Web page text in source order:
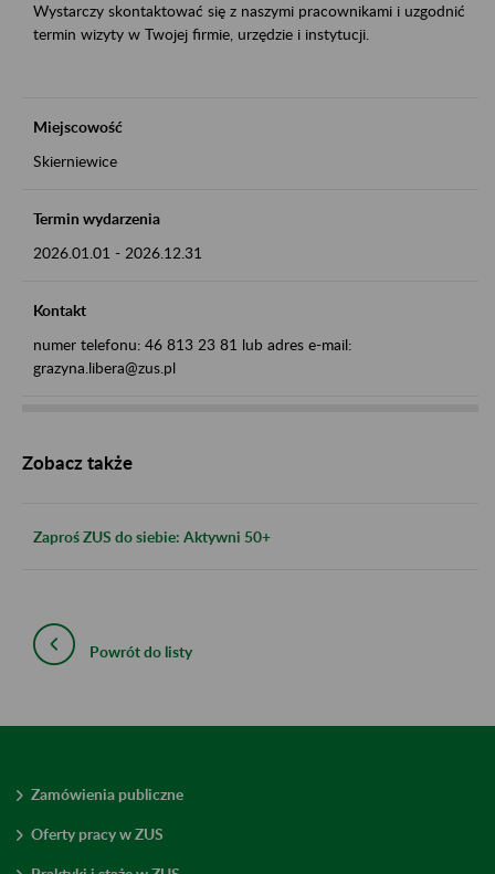
Wystarczy skontaktować się z naszymi pracownikami i uzgodnić
termin wizyty w Twojej firmie, urzędzie i instytucji.
Miejscowość
Skierniewice
Termin wydarzenia
2026.01.01 - 2026.12.31
Kontakt
numer telefonu: 46 813 23 81 lub adres e-mail:
grazyna.libera@zus.pl
Zobacz także
Zaproś ZUS do siebie: Aktywni 50+
Powrót do listy
Zamówienia publiczne
Oferty pracy w ZUS